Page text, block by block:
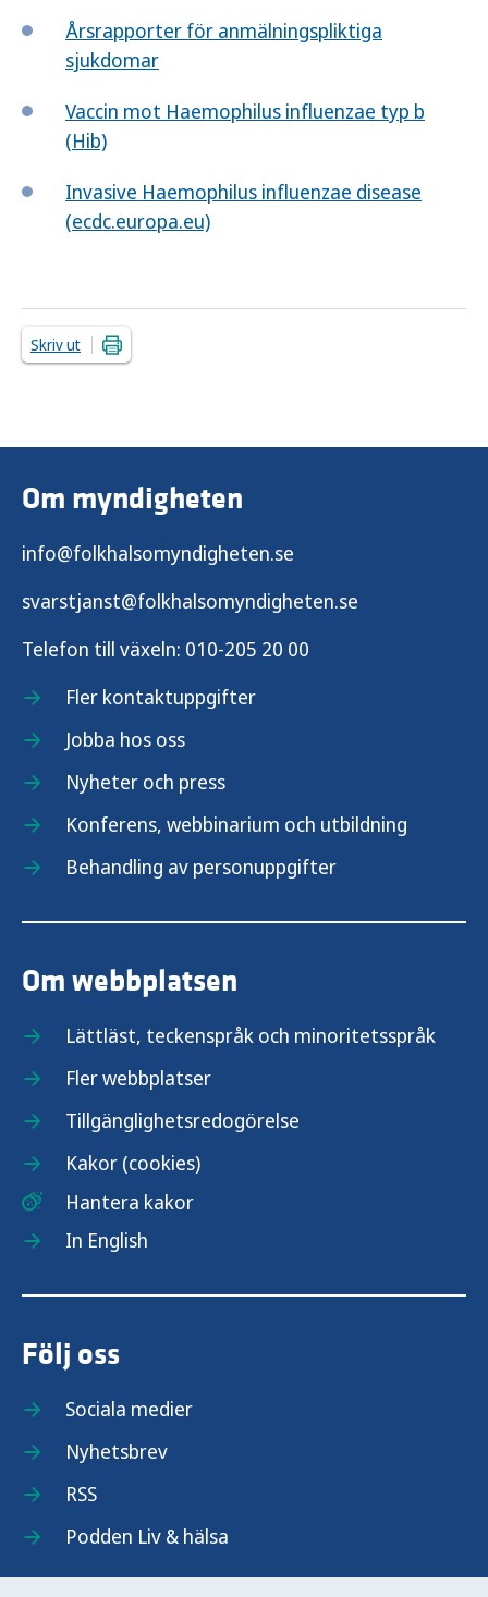
Årsrapporter för anmälningspliktiga
sjukdomar
Vaccin mot Haemophilus influenzae typ b
(Hib)
Invasive Haemophilus influenzae disease
(ecdc.europa.eu)
Skriv ut
Om myndigheten
info@folkhalsomyndigheten.se
svarstjanst@folkhalsomyndigheten.se
Telefon till växeln: 010-205 20 00
Fler kontaktuppgifter
Jobba hos oss
Nyheter och press
Konferens, webbinarium och utbildning
Behandling av personuppgifter
Om webbplatsen
Lättläst, teckenspråk och minoritetsspråk
Fler webbplatser
Tillgänglighetsredogörelse
Kakor (cookies)
Hantera kakor
In English
Följ oss
Sociala medier
Nyhetsbrev
RSS
Podden Liv & hälsa